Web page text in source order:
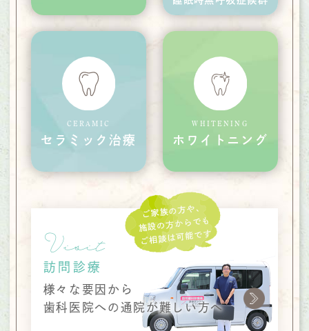
CERAMIC
セラミック治療
WHITENING
ホワイトニング
Visit
訪問診療
様々な要因から
歯科医院への通院が難しい方へ